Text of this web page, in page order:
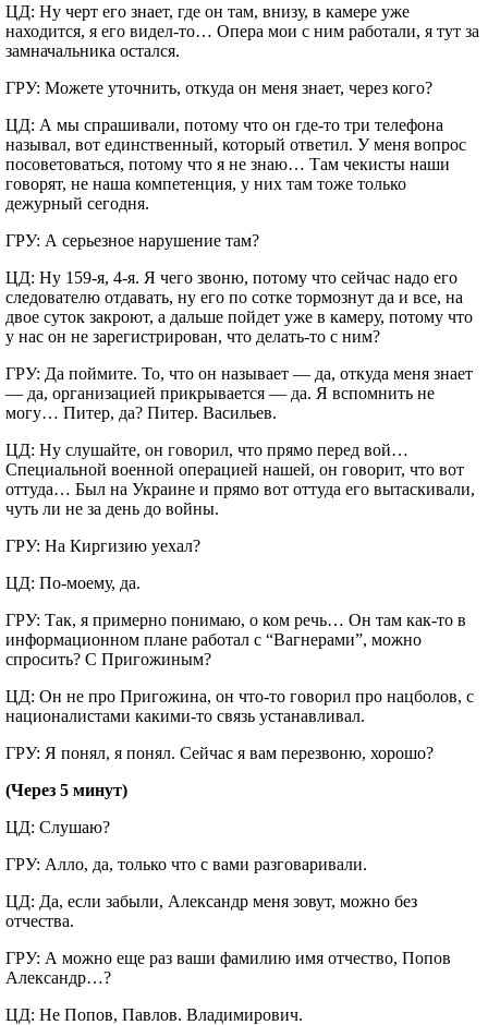
ЦД: Ну черт его знает, где он там, внизу, в камере уже
находится, я его видел-то… Опера мои с ним работали, я тут за
замначальника остался.
ГРУ: Можете уточнить, откуда он меня знает, через кого?
ЦД: А мы спрашивали, потому что он где-то три телефона
называл, вот единственный, который ответил. У меня вопрос
посоветоваться, потому что я не знаю… Там чекисты наши
говорят, не наша компетенция, у них там тоже только
дежурный сегодня.
ГРУ: А серьезное нарушение там?
ЦД: Ну 159-я, 4-я. Я чего звоню, потому что сейчас надо его
следователю отдавать, ну его по сотке тормознут да и все, на
двое суток закроют, а дальше пойдет уже в камеру, потому что
у нас он не зарегистрирован, что делать-то с ним?
ГРУ: Да поймите. То, что он называет — да, откуда меня знает
— да, организацией прикрывается — да. Я вспомнить не
могу… Питер, да? Питер. Васильев.
ЦД: Ну слушайте, он говорил, что прямо перед вой…
Специальной военной операцией нашей, он говорит, что вот
оттуда… Был на Украине и прямо вот оттуда его вытаскивали,
чуть ли не за день до войны.
ГРУ: На Киргизию уехал?
ЦД: По-моему, да.
ГРУ: Так, я примерно понимаю, о ком речь… Он там как-то в
информационном плане работал с “Вагнерами”, можно
спросить? С Пригожиным?
ЦД: Он не про Пригожина, он что-то говорил про нацболов, с
националистами какими-то связь устанавливал.
ГРУ: Я понял, я понял. Сейчас я вам перезвоню, хорошо?
(Через 5 минут)
ЦД: Слушаю?
ГРУ: Алло, да, только что с вами разговаривали.
ЦД: Да, если забыли, Александр меня зовут, можно без
отчества.
ГРУ: А можно еще раз ваши фамилию имя отчество, Попов
Александр…?
ЦД: Не Попов, Павлов. Владимирович.